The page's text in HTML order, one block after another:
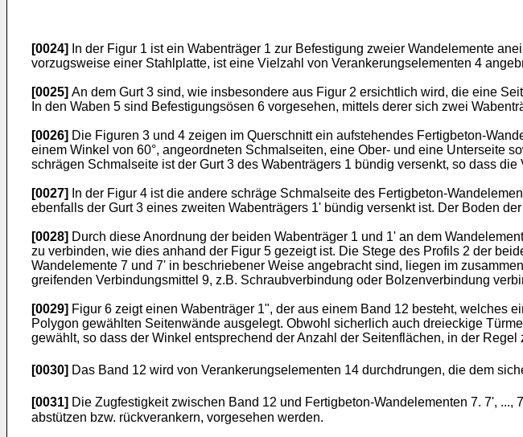
[0024]
In der Figur 1 ist ein Wabenträger 1 zur Befestigung zweier Wandelemente
vorzugsweise einer Stahlplatte, ist eine Vielzahl von Verankerungselementen 4
[0025] An dem Gurt 3 sind, wie insbesondere aus Figur 2 ersichtlich wird, die eine
In den Waben 5 sind Befestigungsösen 6 vorgesehen, mittels derer sich zwei
[0026] Die Figuren 3 und 4 zeigen im Querschnitt ein aufstehendes Fertigbeton-
einem Winkel von 60°, angeordneten Schmalseiten, eine Ober- und eine Unterseite
schrägen Schmalseite ist der Gurt 3 des Wabenträgers 1 bündig versenkt, so dass
[0027]
In der Figur 4 ist die andere schräge Schmalseite des Fertigbeton-
ebenfalls der Gurt 3 eines zweiten Wabenträgers 1' bündig versenkt ist. Der Boden
[0028] Durch diese Anordnung der beiden Wabenträger 1 und 1' an dem
zu verbinden, wie dies anhand der Figur 5 gezeigt ist. Die Stege des Profils 2 der
Wandelemente 7 und 7' in beschriebener Weise angebracht sind, liegen im
greifenden Verbindungsmittel 9, z.B. Schraubverbindung oder Bolzenverbindung
[0029] Figur 6 zeigt einen Wabenträger 1", der aus einem Band 12 besteht, welches
Polygon gewählten Seitenwände ausgelegt. Obwohl sicherlich auch dreieckige
gewählt, so dass der Winkel entsprechend der Anzahl der Seitenflächen, in der Regel
[0030] Das Band 12 wird von Verankerungselementen 14 durchdrungen, die dem
[0031] Die Zugfestigkeit zwischen Band 12 und Fertigbeton-Wandelementen 7. 7', ..., 7
abstützen bzw. rückverankern, vorgesehen werden.